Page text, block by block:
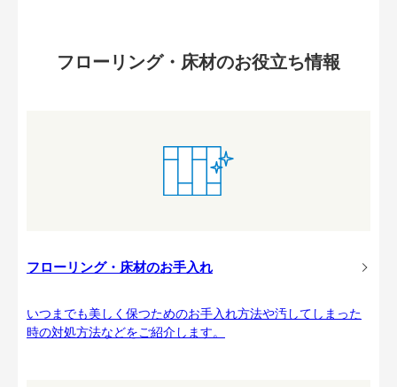
フローリング・床材のお役立ち情報
フローリング・床材のお手入れ
いつまでも美しく保つためのお手入れ方法や汚してしまった
時の対処方法などをご紹介します。